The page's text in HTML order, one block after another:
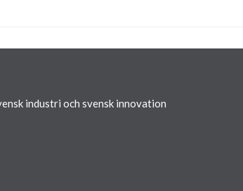
industri och svensk innovation